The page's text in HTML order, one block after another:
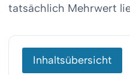
tatsächlich Mehrwert
Inhaltsübersicht